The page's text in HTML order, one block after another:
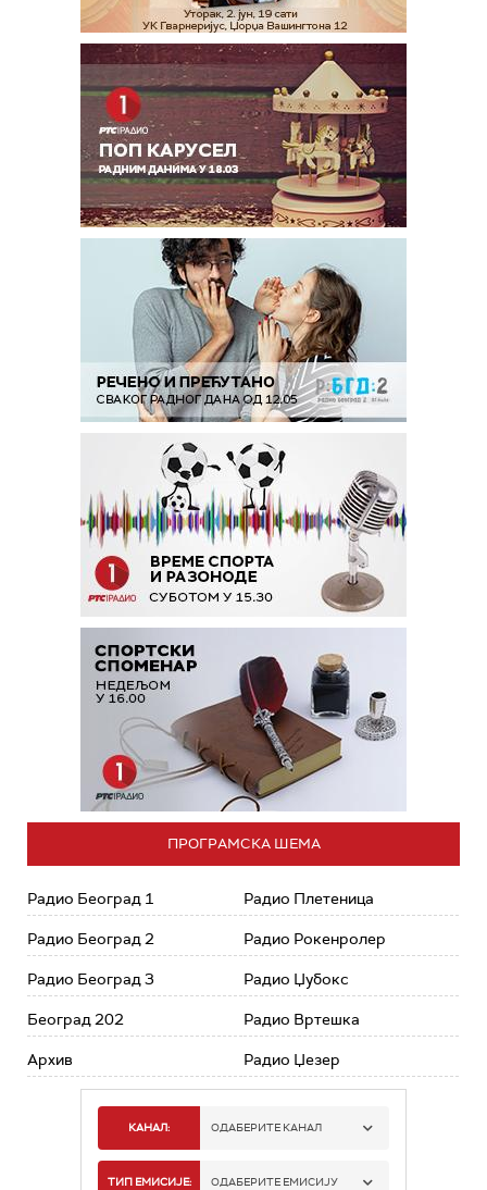
ПРОГРАМСКА ШЕМА
Радио Београд 1
Радио Београд 2
Радио Београд 3
Београд 202
Архив
Радио Плетеница
Радио Рокенролер
Радио Џубокс
Радио Вртешка
Радио Џезер
КАНАЛ: ОДАБЕРИТЕ КАНАЛ
РАДИО БЕОГРАД 1
ТИП ЕМИСИЈЕ: ОДАБЕРИТЕ ЕМИСИЈУ